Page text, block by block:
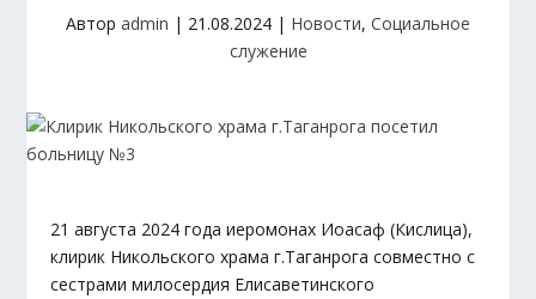
Автор admin | 21.08.2024 | Новости, Социальное
служение
21 августа 2024 года иеромонах Иоасаф (Кислица),
клирик Никольского храма г.Таганрога совместно с
сестрами милосердия Елисаветинского